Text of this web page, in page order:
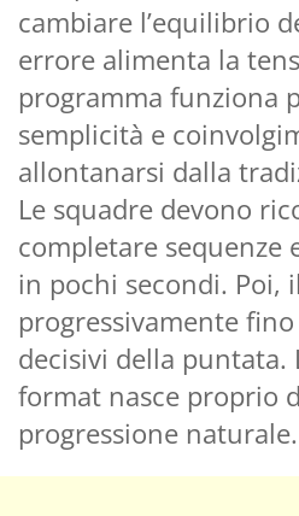
cambiare l’equilibrio
errore alimenta la
programma funziona
semplicità e
allontanarsi dalla
Le squadre devono
completare sequenze
in pochi secondi. Poi,
progressivamente
decisivi della puntata.
format nasce proprio
progressione naturale.